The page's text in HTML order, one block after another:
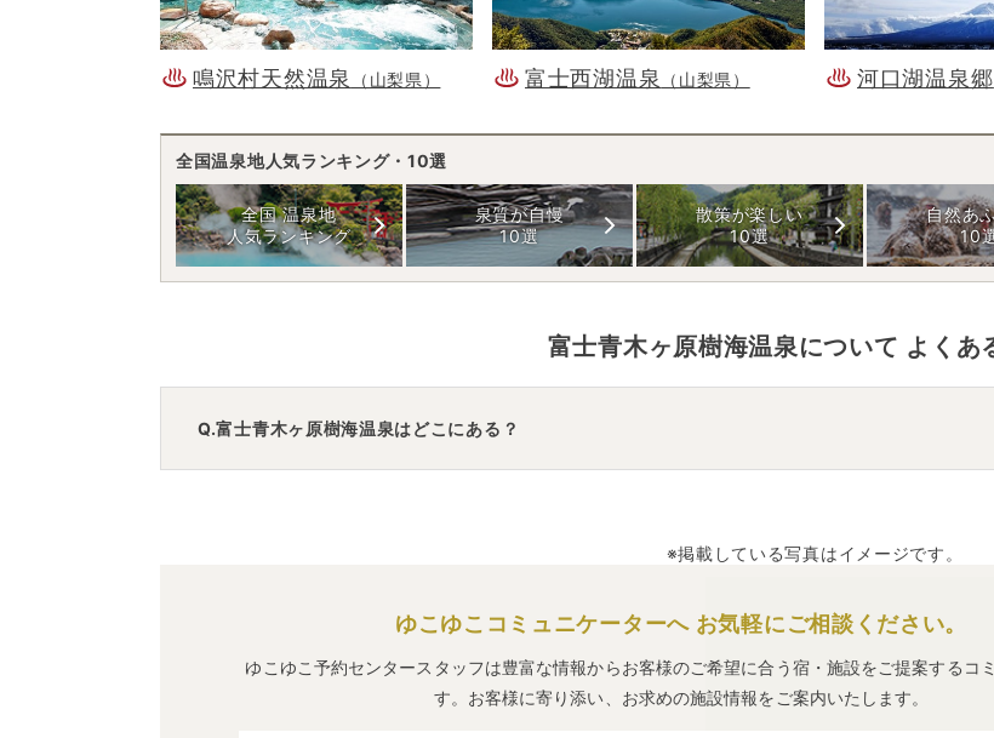
鳴沢村天然温泉 （山梨県） 富士西湖温泉 （山梨県） 河口湖温泉郷
全国温泉地人気ランキング・10選
全国 温泉地
人気ランキング
泉質が自慢
10選
散策が楽しい
10選
自然あ
10
富士青木ヶ原樹海温泉について よくあ
Q.富士青木ヶ原樹海温泉はどこにある？
※掲載している写真はイメージです。
ゆこゆこコミュニケーターへ お気軽にご相談ください。
ゆこゆこ予約センタースタッフは豊富な情報からお客様のご希望に合う宿・施設をご提案するコ
す。お客様に寄り添い、お求めの施設情報をご案内いたします。